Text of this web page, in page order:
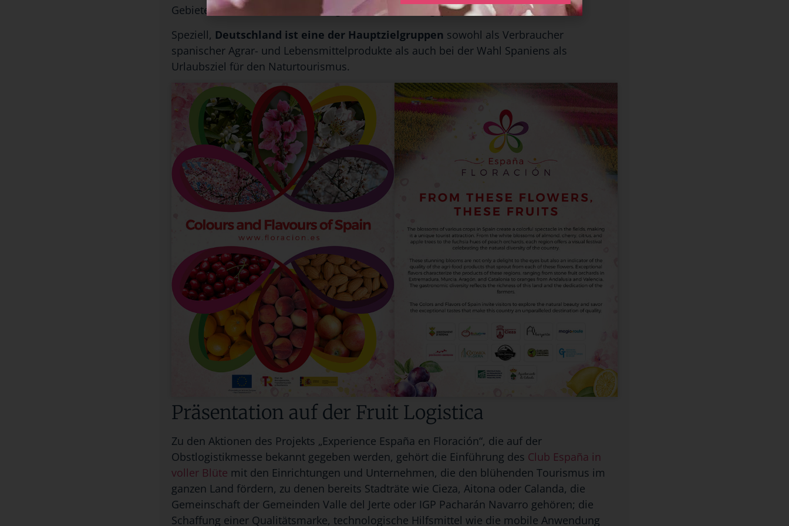
Gebiete und die Qualität dieser Agrar- und Ernährungsprodukte entsteht .
Speziell, Deutschland ist eine der Hauptzielgruppen sowohl als Verbraucher
spanischer Agrar- und Lebensmittelprodukte als auch bei der Wahl Spaniens als
Urlaubsziel für den Naturtourismus.
Präsentation auf der Fruit Logistica
Zu den Aktionen des Projekts „Experience España en Floración“, die auf der
Obstlogistikmesse bekannt gegeben werden, gehört die Einführung des Club España in
voller Blüte mit den Einrichtungen und Unternehmen, die den blühenden Tourismus im
ganzen Land fördern, zu denen bereits Stadträte wie Cieza, Aitona oder Calanda, die
Gemeinschaft der Gemeinden Valle del Jerte oder IGP Pacharán Navarro gehören; die
Schaffung einer Qualitätsmarke, technologische Hilfsmittel wie die mobile Anwendung